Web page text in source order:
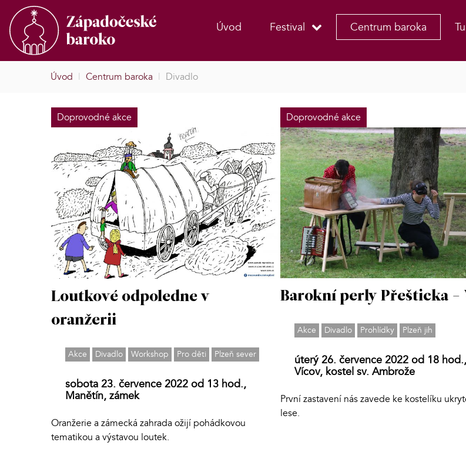
Úvod Festival Centrum baroka
Úvod | Centrum baroka | Divadlo
Doprovodné akce
Loutkové odpoledne v
oranžerii
Akce Divadlo Workshop Pro děti Plzeň sever
sobota 23. července 2022 od 13 hod.,
Manětín, zámek
Oranžerie a zámecká zahrada ožijí pohádkovou
tematikou a výstavou loutek.
Doprovodné akce
Barokní perly Přešticka -
Akce Divadlo Prohlídky Plzeň jih
úterý 26. července 2022 od 18 hod.,
Vícov, kostel sv. Ambrože
První zastavení nás zavede ke kostelíku
lese.